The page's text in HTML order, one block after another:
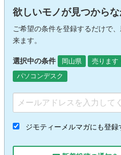
欲しいモノが見つから
ご希望の条件を登録するだけで
来ます。
選択中の条件 岡山県 売ります
パソコンデスク
ジモティーメルマガにも登録